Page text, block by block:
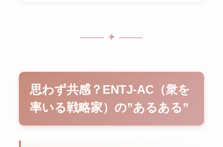
─── ✦ ───
思わず共感？ENTJ-AC（衆を
率いる戦略家）の”あるある”